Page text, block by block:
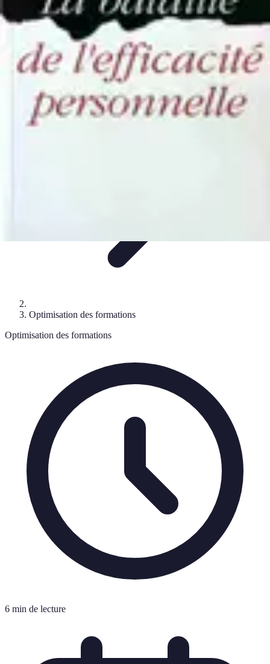
Training Pro
Méthodes de Formation
Conception de formationFormation sur
Formation et MéthodologiesOptimisation du Training
Training Pro
Optimisation des formations
Optimisation des formations
6 min de lecture